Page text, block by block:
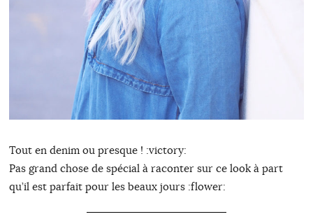
Tout en denim ou presque ! :victory:
Pas grand chose de spécial à raconter sur ce look à part
qu’il est parfait pour les beaux jours :flower: